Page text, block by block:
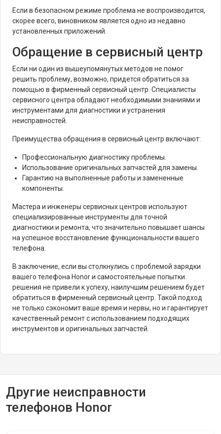
Если в безопасном режиме проблема не воспроизводится,
скорее всего, виновником является одно из недавно
установленных приложений.
Обращение в сервисный центр
Если ни один из вышеупомянутых методов не помог
решить проблему, возможно, придется обратиться за
помощью в фирменный сервисный центр. Специалисты
сервисного центра обладают необходимыми знаниями и
инструментами для диагностики и устранения
неисправностей.
Преимущества обращения в сервисный центр включают:
Профессиональную диагностику проблемы.
Использование оригинальных запчастей для замены.
Гарантию на выполненные работы и замененные
компоненты.
Мастера и инженеры сервисных центров используют
специализированные инструменты для точной
диагностики и ремонта, что значительно повышает шансы
на успешное восстановление функциональности вашего
телефона.
В заключение, если вы столкнулись с проблемой зарядки
вашего телефона Honor и самостоятельные попытки
решения не привели к успеху, наилучшим решением будет
обратиться в фирменный сервисный центр. Такой подход
не только сэкономит ваше время и нервы, но и гарантирует
качественный ремонт с использованием подходящих
инструментов и оригинальных запчастей.
Другие неисправности
телефонов Honor